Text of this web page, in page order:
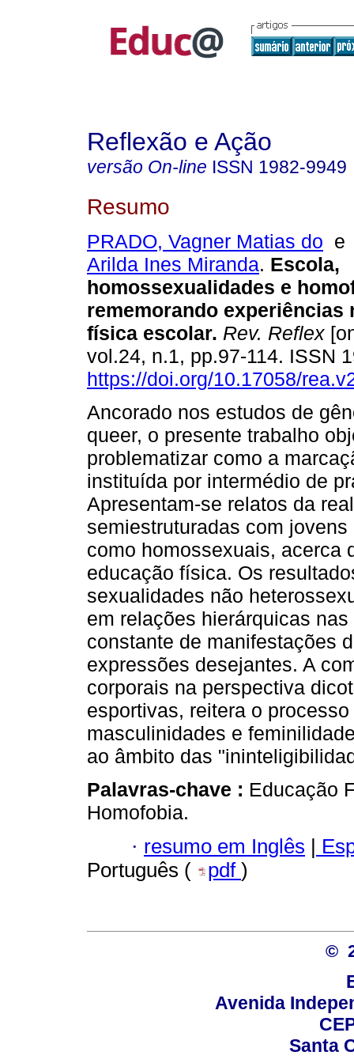
Reflexão e Ação
versão On-line ISSN 1982-9949
Resumo
PRADO, Vagner Matias do
Arilda Ines Miranda. Escola,
homossexualidades e
rememorando experiências
física escolar. Rev. Reflex
vol.24, n.1, pp.97-114. ISSN
https://doi.org/10.17058/
Ancorado nos estudos de
queer, o presente trabalho
problematizar como a
instituída por intermédio de
Apresentam-se relatos da
semiestruturadas com
como homossexuais, acerca
educação física. Os
sexualidades não
em relações hierárquicas
constante de manifestações
expressões desejantes. A
corporais na perspectiva
esportivas, reitera o
masculinidades e
ao âmbito das
Palavras-chave : Educação
Homofobia.
· resumo em Inglês |
Português (
pdf )
©
Avenida
Santa